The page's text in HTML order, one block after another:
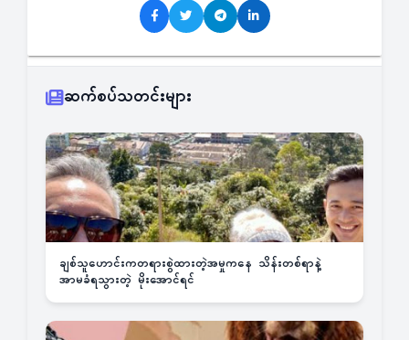
ဆက်စပ်သတင်းများ
ချစ်သူဟောင်းကတရားစွဲထားတဲ့အမှုကနေ သိန်းတစ်ရာနဲ့
အာမခံရသွားတဲ့ မိုးအောင်ရင်